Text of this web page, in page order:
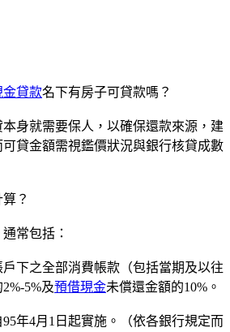
金貸款名下有房子可貸款嗎？
身就需要保人，以確保還款來源，建
貸金額需視鑑價狀況與銀行核貸成數
？
常包括：
下之全部消費帳款（包括當期及以往
5%及預借現金未償還金額的10%。
年4月1日起實施。（依各銀行規定而